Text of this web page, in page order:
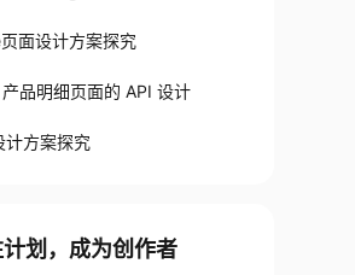
面设计方案探究
品明细页面的 API 设计
计方案探究
划，成为创作者